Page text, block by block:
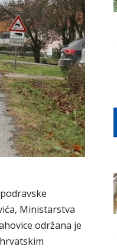
Ministarstva
održana je